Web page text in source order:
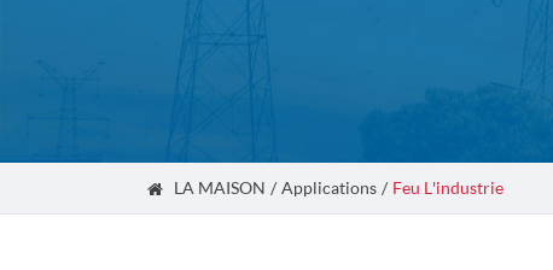
LA MAISON Applications Feu L'industrie